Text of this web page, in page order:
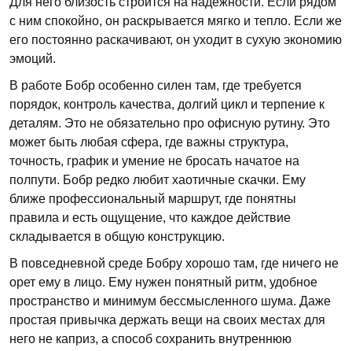
с ним спокойно, он раскрывается мягко и тепло. Если же
его постоянно раскачивают, он уходит в сухую экономию
эмоций.
В работе Бобр особенно силен там, где требуется
порядок, контроль качества, долгий цикл и терпение к
деталям. Это не обязательно про офисную рутину. Это
может быть любая сфера, где важны структура,
точность, график и умение не бросать начатое на
полпути. Бобр редко любит хаотичные скачки. Ему
ближе профессиональный маршрут, где понятны
правила и есть ощущение, что каждое действие
складывается в общую конструкцию.
В повседневной среде Бобру хорошо там, где ничего не
орет ему в лицо. Ему нужен понятный ритм, удобное
пространство и минимум бессмысленного шума. Даже
простая привычка держать вещи на своих местах для
него не каприз, а способ сохранить внутреннюю